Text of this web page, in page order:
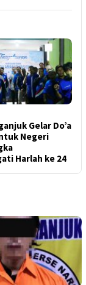
Gelar Do’a
Negeri
Harlah ke 24